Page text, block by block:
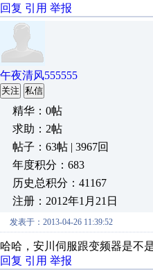
回复 引用 举报
午夜清风555555
关注 私信
精华：0帖
求助：2帖
帖子：63帖 | 3967回
年度积分：683
历史总积分：41167
注册：2012年1月21日
发表于：2013-04-26 11:39:52
哈哈，安川伺服跟变频器是不
回复 引用 举报